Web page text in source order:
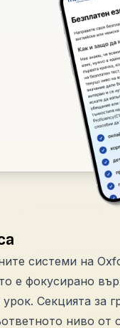
системи на
е фокусирано
Секцията за
ниво от